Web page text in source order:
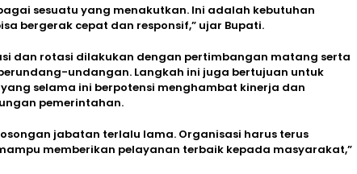
sesuatu yang menakutkan. Ini adalah kebutuhan
bergerak cepat dan responsif,” ujar Bupati.
dan rotasi dilakukan dengan pertimbangan matang serta
undangan. Langkah ini juga bertujuan untuk
selama ini berpotensi menghambat kinerja dan
pemerintahan.
jabatan terlalu lama. Organisasi harus terus
memberikan pelayanan terbaik kepada masyarakat,”